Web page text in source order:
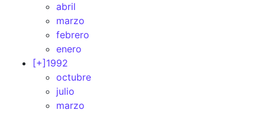
abril
marzo
febrero
enero
[+] 1992
octubre
julio
marzo